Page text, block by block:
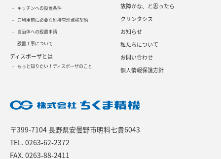
キッチンへの設置条件
ご利用前に必要な維持管理点検契約
自治体への設置申請
設置工事について
ディスポーザとは
もっと知りたい！ディスポーザのこと
故障かな、と思ったら
クリンタシス
お知らせ
私たちについて
お問い合わせ
個人情報保護方針
〒399-7104 長野県安曇野市明科七貴6043
TEL. 0263-62-2372
FAX. 0263-88-2411